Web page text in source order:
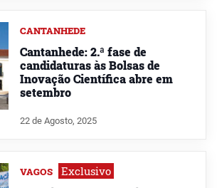
CANTANHEDE
Cantanhede: 2.ª fase de
candidaturas às Bolsas de
Inovação Científica abre em
setembro
22 de Agosto, 2025
VAGOS Exclusivo